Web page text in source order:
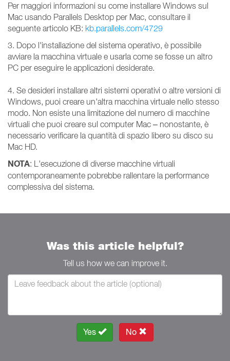
Per maggiori informazioni su come installare Windows sul
Mac usando Parallels Desktop per Mac, consultare il
seguente articolo KB: kb.parallels.com/4729
3. Dopo l'installazione del sistema operativo, è possibile
avviare la macchina virtuale e usarla come se fosse un altro
PC per eseguire le applicazioni desiderate.
4. Se desideri installare altri sistemi operativi o altre versioni di
Windows, puoi creare un'altra macchina virtuale nello stesso
modo. Non esiste una limitazione del numero di macchine
virtuali che puoi creare sul computer Mac – nonostante, è
necessario verificare la quantità di spazio libero su disco su
Mac HD.
NOTA: L'esecuzione di diverse macchine virtuali
contemporaneamente pobrebbe rallentare la performance
complessiva del sistema.
Was this article helpful?
Tell us how we can improve it.
Yes No